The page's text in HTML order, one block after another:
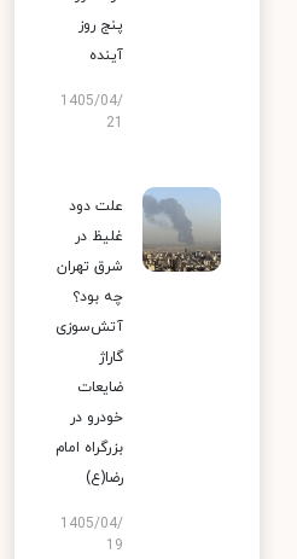
پنج روز
آینده
1405/04/
علت دود
غلیظ در
شرق تهران
چه بود؟
آتش‌سوزی
گاراژ
ضایعات
خودرو در
بزرگراه امام
رضا(ع)
1405/04/
19